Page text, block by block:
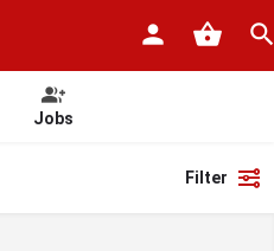
Jobs
Filter